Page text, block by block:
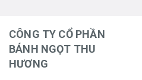
CÔNG TY CỔ PHẦN
BÁNH NGỌT THU
HƯƠNG